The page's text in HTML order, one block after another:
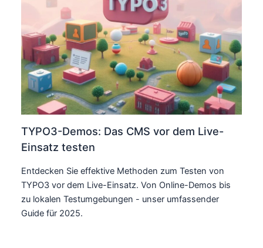
TYPO3-Demos: Das CMS vor dem Live-
Einsatz testen
Entdecken Sie effektive Methoden zum Testen von
TYPO3 vor dem Live-Einsatz. Von Online-Demos bis
zu lokalen Testumgebungen - unser umfassender
Guide für 2025.